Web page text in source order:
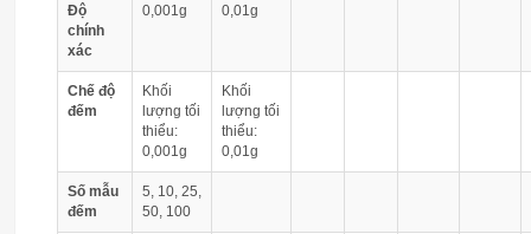
Độ
chính
xác
0,001g 0,01g
Chế độ
đếm
Khối
lượng tối
thiểu:
0,001g
Khối
lượng tối
thiểu:
0,01g
Số mẫu
đếm
5, 10, 25,
50, 100